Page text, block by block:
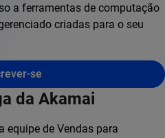
a ferramentas de computação
criadas para o seu
se
da Akamai
equipe de Vendas para